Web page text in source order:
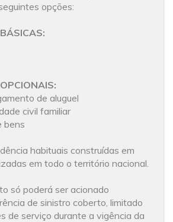
opções:
de aluguel
civil familiar
bens
habituais construídas em
em todo o território nacional.
só poderá ser acionado
de sinistro coberto, limitado
de serviço durante a vigência da